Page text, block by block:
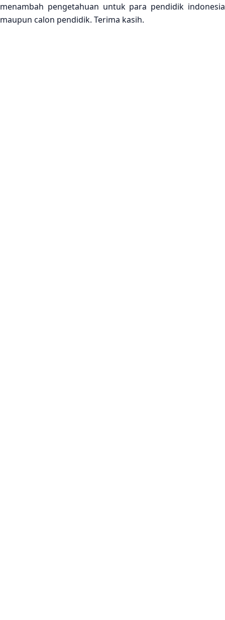
menambah pengetahuan untuk para pendidik indonesia
maupun calon pendidik. Terima kasih.